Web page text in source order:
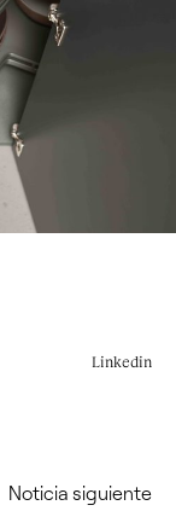
Linkedin
Noticia siguiente